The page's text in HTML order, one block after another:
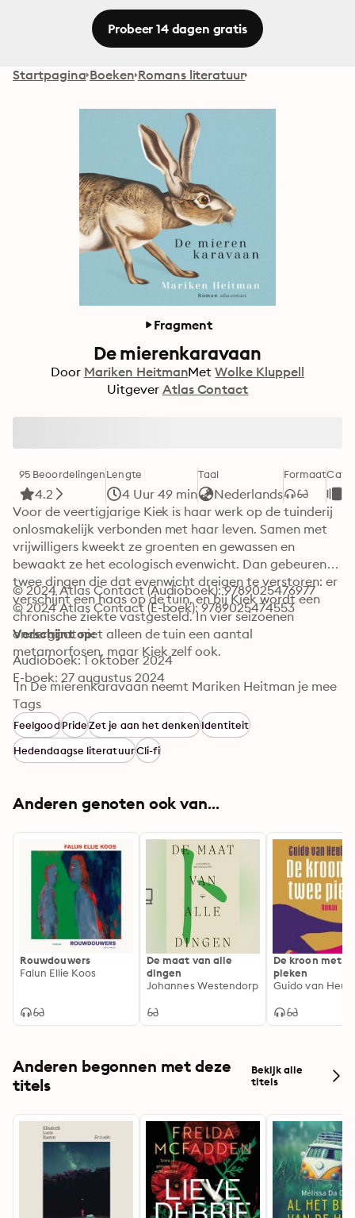
Probeer 14 dagen gratis
Startpagina Boeken Romans literatuur
Fragment
De mierenkaravaan
Door Mariken HeitmanMet Wolke Kluppell
Uitgever Atlas Contact
95 Beoordelingen
4.2
Lengte
4 Uur 49 min
Taal
Nederlands
Formaat
Voor de veertigjarige Kiek is haar werk op de tuinderij
onlosmakelijk verbonden met haar leven. Samen met
vrijwilligers kweekt ze groenten en gewassen en
bewaakt ze het ecologisch evenwicht. Dan gebeuren er
twee dingen die dat evenwicht dreigen te verstoren: er
verschijnt een haas op de tuin, en bij Kiek wordt een
chronische ziekte vastgesteld. In vier seizoenen
ondergaat niet alleen de tuin een aantal
metamorfosen, maar Kiek zelf ook.
In De mierenkaravaan neemt Mariken Heitman je mee
op een reis door de natuur, waarin elk element en elk
wezen op subtiele wijze met elkaar verbonden is.
Geschreven met loepzuivere pen trakteert Heitman de
lezer op haar grootste literaire troef namelijk troost.
© 2024 Atlas Contact (Audioboek): 9789025476977
© 2024 Atlas Contact (E-boek): 9789025474553
Verschijnt op:
Audioboek: 1 oktober 2024
E-boek: 27 augustus 2024
Tags
FeelgoodPrideZet je aan het denkenIdentiteit
Hedendaagse literatuurCli-fi
Anderen genoten ook van...
Rouwdouwers
Falun Ellie Koos
De maat van alle
dingen
Johannes Westendorp
De kroon met
pieken
Anderen begonnen met deze
titels
Bekijk alle
titels